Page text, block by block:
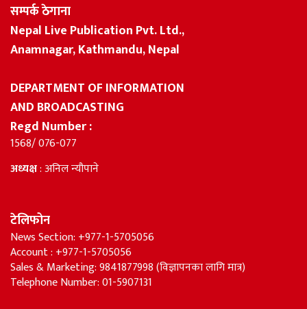
सम्पर्क ठेगाना
Nepal Live Publication Pvt. Ltd.,
Anamnagar, Kathmandu, Nepal
DEPARTMENT OF INFORMATION
AND BROADCASTING
Regd Number :
1568/ 076-077
अध्यक्ष: अनिल न्यौपाने
टेलिफोन
News Section: +977-1-5705056
Account : +977-1-5705056
Sales & Marketing: 9841877998 (विज्ञापनका लागि मात्र)
Telephone Number: 01-5907131